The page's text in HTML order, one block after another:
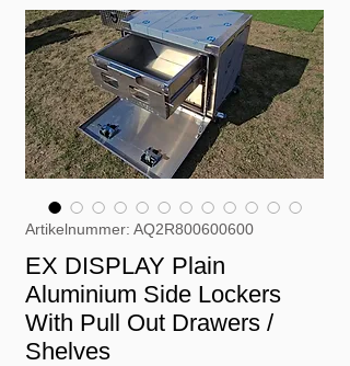
Artikelnummer: AQ2R800600600
EX DISPLAY Plain
Aluminium Side Lockers
With Pull Out Drawers /
Shelves